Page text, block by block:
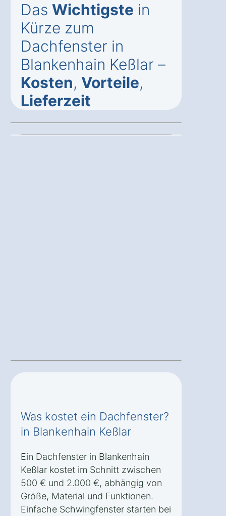
Das Wichtigste in
Kürze zum
Dachfenster in
Blankenhain Keßlar –
Kosten, Vorteile,
Lieferzeit
Was kostet ein Dachfenster?
in Blankenhain Keßlar
Ein Dachfenster in Blankenhain
Keßlar kostet im Schnitt zwischen
500 € und 2.000 €, abhängig von
Größe, Material und Funktionen.
Einfache Schwingfenster starten bei